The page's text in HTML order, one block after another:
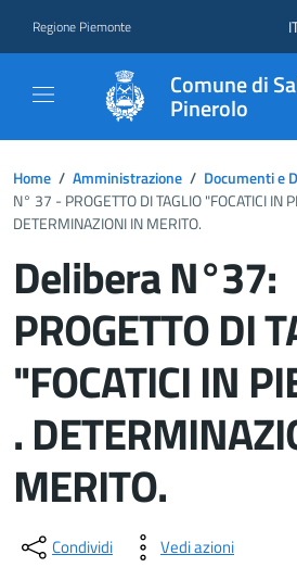
Regione Piemonte
Comune di
Pinerolo
Home / Amministrazione / Documenti e
N° 37 - PROGETTO DI TAGLIO "FOCATICI IN
DETERMINAZIONI IN MERITO.
Delibera N°37:
PROGETTO DI
"FOCATICI IN
.
MERITO.
Dettagli del
Condividi Vedi azioni